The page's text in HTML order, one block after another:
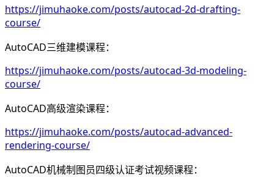
https://jimuhaoke.com/posts/autocad-2d-drafting-
course/
AutoCAD三维建模课程：
https://jimuhaoke.com/posts/autocad-3d-modeling-
course/
AutoCAD高级渲染课程：
https://jimuhaoke.com/posts/autocad-advanced-
rendering-course/
AutoCAD机械制图员四级认证考试视频课程：